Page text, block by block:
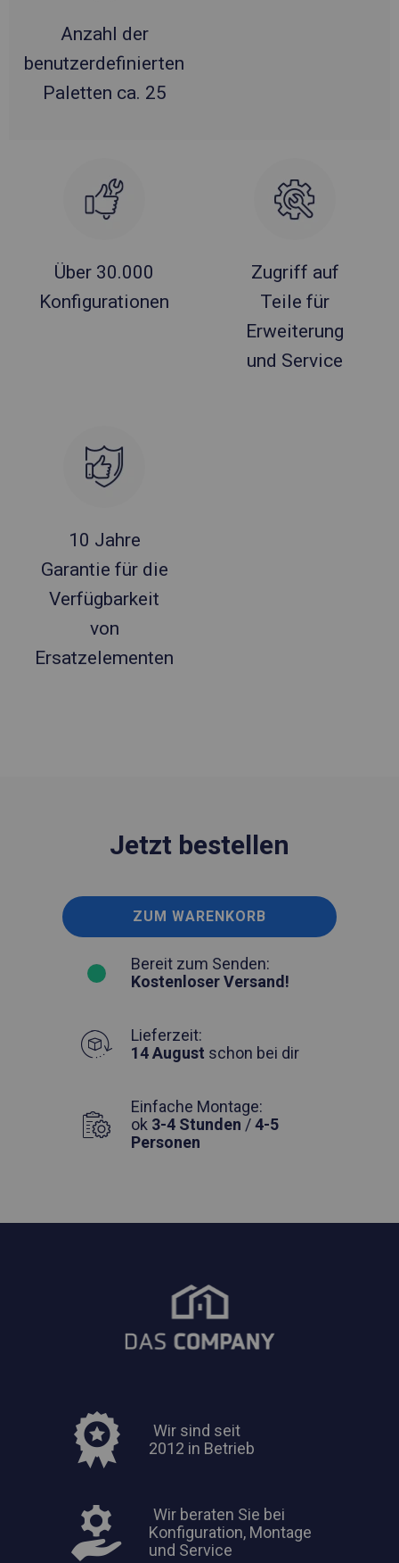
Anzahl der
benutzerdefinierten
Paletten ca. 25
Über 30.000
Konfigurationen
Zugriff auf
Teile für
Erweiterung
und Service
10 Jahre
Garantie für die
Verfügbarkeit
von
Ersatzelementen
Jetzt bestellen
ZUM WARENKORB
Bereit zum Senden:
Kostenloser Versand!
Lieferzeit:
14 August schon bei dir
Einfache Montage:
ok 3-4 Stunden /4-5
Personen
Wir sind seit
2012 in Betrieb
Wir beraten Sie bei
Konfiguration, Montage
und Service